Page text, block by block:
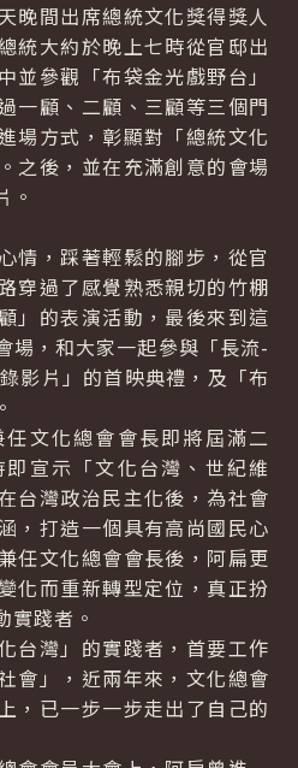
間出席總統文化獎得獎人
統大約於晚上七時從官邸出
並參觀「布袋金光戲野台」
一顧、二顧、三顧等三個門
場方式，彰顯對「總統文化
之後，並在充滿創意的會場
。
情，踩著輕鬆的腳步，從官
穿過了感覺熟悉親切的竹棚
」的表演活動，最後來到這
場，和大家一起參與「長流-
影片」的首映典禮，及「布
文化總會會長即將屆滿二
宣示「文化台灣、世紀維
台灣政治民主化後，為社會
，打造一個具有高尚國民心
任文化總會會長後，阿扁更
化而重新轉型定位，真正扮
實踐者。
台灣」的實踐者，首要工作
會」，近兩年來，文化總會
，已一步一步走出了自己的